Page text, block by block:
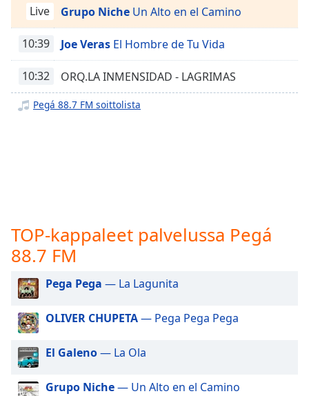
Chapters
Descriptions
descriptions
off,
settings
dialog
subtitles
off
selected
Audio
Track
Picture-
in-
Fullscreen
Live Grupo Niche Un Alto en el Camino
10:39 Joe Veras El Hombre de Tu Vida
10:32 ORQ.LA INMENSIDAD - LAGRIMAS
Pegá 88.7 FM soittolista
TOP-kappaleet palvelussa Pegá
88.7 FM
Pega Pega — La Lagunita
OLIVER CHUPETA— Pega Pega Pega
El Galeno— La Ola
Grupo Niche— Un Alto en el Camino